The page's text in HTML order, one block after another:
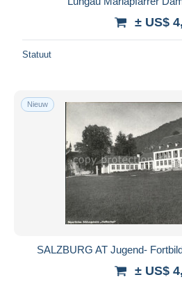
± US$
Statuut
Nieuw
SALZBURG AT Jugend-
± US$